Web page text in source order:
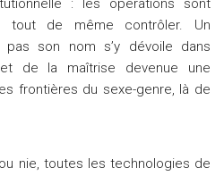
: les opérations sont
tout de même contrôler. Un
son nom s’y dévoile dans
de la maîtrise devenue une
frontières du sexe-genre, là de
nie, toutes les technologies de